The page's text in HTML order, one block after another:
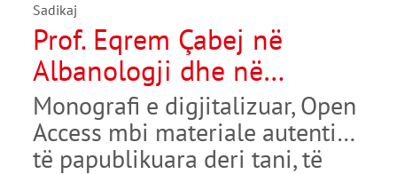
Sadikaj
Prof. Eqrem Çabej në
Albanologji dhe në
gjuhësinë europiane
Monografi e digjitalizuar, Open
Access mbi materiale autentike
të papublikuara deri tani, të